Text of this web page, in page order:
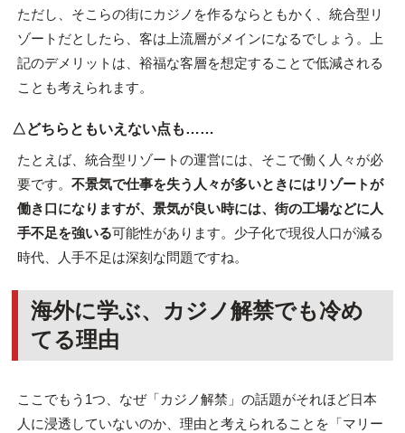
ただし、そこらの街にカジノを作るならともかく、統合型リ
ゾートだとしたら、客は上流層がメインになるでしょう。上
記のデメリットは、裕福な客層を想定することで低減される
ことも考えられます。
△どちらともいえない点も……
たとえば、統合型リゾートの運営には、そこで働く人々が必
要です。 不景気で仕事を失う人々が多いときにはリゾートが
働き口になりますが、景気が良い時には、街の工場などに人
手不足を強いる可能性があります。少子化で現役人口が減る
時代、人手不足は深刻な問題ですね。
海外に学ぶ、カジノ解禁でも冷め
てる理由
ここでもう1つ、なぜ「カジノ解禁」の話題がそれほど日本
人に浸透していないのか、理由と考えられることを「マリー